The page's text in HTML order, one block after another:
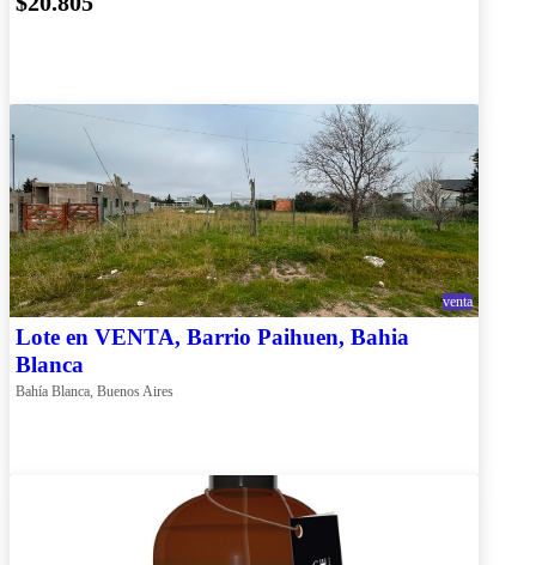
venta
Lote en VENTA, Barrio Paihuen, Bahia
Blanca
Bahía Blanca, Buenos Aires